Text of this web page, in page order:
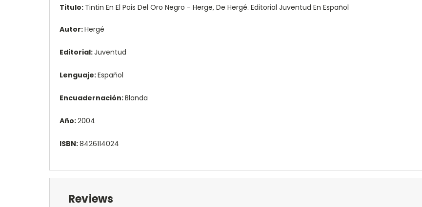
Titulo: Tintin En El Pais Del Oro Negro - Herge, De Hergé. Editorial Juventud En Español
Autor:Hergé
Editorial:Juventud
Lenguaje:Español
Encuadernación:Blanda
Año:2004
ISBN:8426114024
Reviews